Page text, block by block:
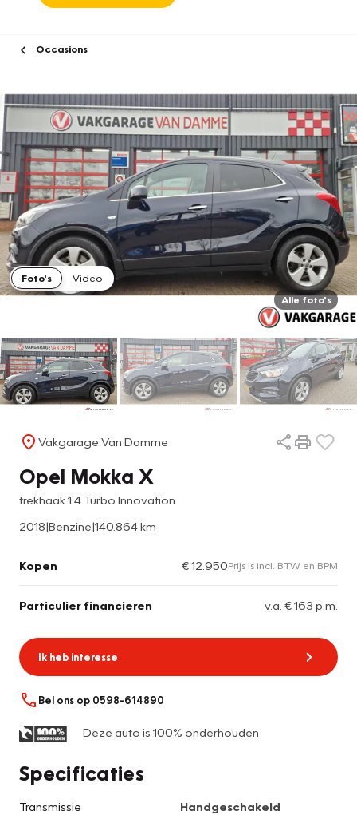
Occasions
Foto's
Video
Alle foto's
Vakgarage Van Damme
Opel Mokka X
trekhaak 1.4 Turbo Innovation
2018|Benzine|140.864 km
Kopen € 12.950Prijs is incl. BTW en BPM
Particulier financieren v.a. € 163 p.m.
Ik heb interesse
Bel ons op 0598-614890
Deze auto is 100% onderhouden
Specificaties
Transmissie
Handgeschakeld